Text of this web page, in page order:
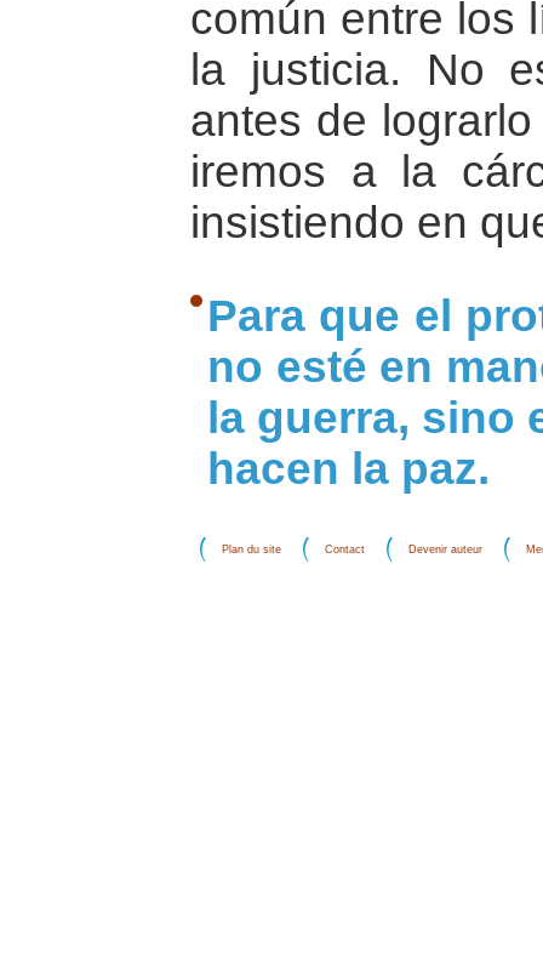
común entre los
la justicia. No
antes de
iremos a la
insistiendo en
Para que el
no esté en
la guerra, sino
hacen la paz.
Plan du site Contact Devenir auteur